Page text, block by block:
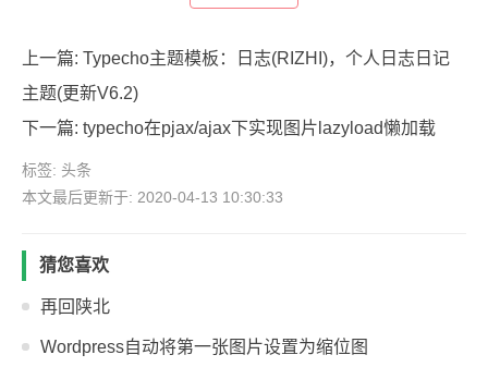
上一篇: Typecho主题模板：日志(RIZHI)，个人日志日记
主题(更新V6.2)
下一篇: typecho在pjax/ajax下实现图片lazyload懒加载
标签: 头条
本文最后更新于: 2020-04-13 10:30:33
猜您喜欢
再回陕北
Wordpress自动将第一张图片设置为缩位图